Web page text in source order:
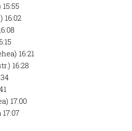
16:02
16:21
16:28
17:00